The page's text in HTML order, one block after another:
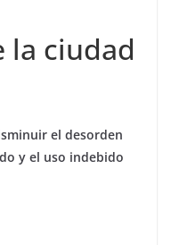
la ciudad
el desorden
y el uso indebido